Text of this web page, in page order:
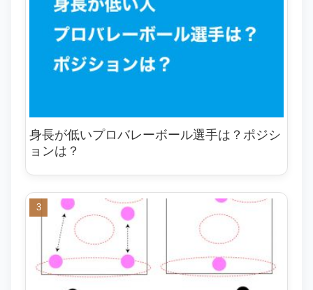
身長が低いプロバレーボール選手は？ポジシ
ョンは？